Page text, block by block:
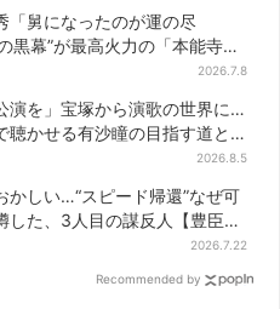
戸・宝塚・京都各線に添乗
「舅になったのが運の尽
黒幕”が最高火力の「本能寺」
2026.7.8
演を」宝塚から演歌の世界に…
聴かせる有沙瞳の目指す道と
2026.8.5
かしい…“スピード帰還”なぜ可
した、3人目の謀反人【豊臣兄
2026.7.22
Recommended by